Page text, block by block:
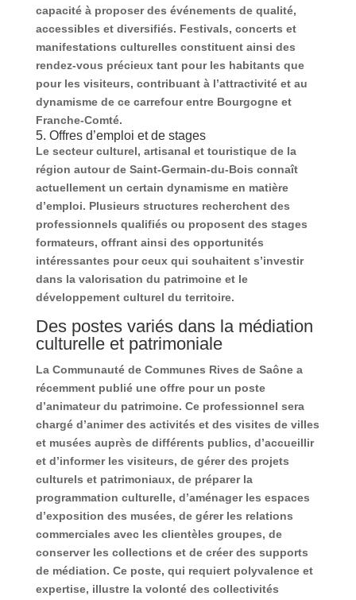
capacité à proposer des événements de qualité,
accessibles et diversifiés. Festivals, concerts et
manifestations culturelles constituent ainsi des
rendez-vous précieux tant pour les habitants que
pour les visiteurs, contribuant à l’attractivité et au
dynamisme de ce carrefour entre Bourgogne et
Franche-Comté.
5. Offres d’emploi et de stages
Le secteur culturel, artisanal et touristique de la
région autour de Saint-Germain-du-Bois connaît
actuellement un certain dynamisme en matière
d’emploi. Plusieurs structures recherchent des
professionnels qualifiés ou proposent des stages
formateurs, offrant ainsi des opportunités
intéressantes pour ceux qui souhaitent s’investir
dans la valorisation du patrimoine et le
développement culturel du territoire.
Des postes variés dans la médiation
culturelle et patrimoniale
La Communauté de Communes Rives de Saône a
récemment publié une offre pour un poste
d’animateur du patrimoine. Ce professionnel sera
chargé d’animer des activités et des visites de villes
et musées auprès de différents publics, d’accueillir
et d’informer les visiteurs, de gérer des projets
culturels et patrimoniaux, de préparer la
programmation culturelle, d’aménager les espaces
d’exposition des musées, de gérer les relations
commerciales avec les clientèles groupes, de
conserver les collections et de créer des supports
de médiation. Ce poste, qui requiert polyvalence et
expertise, illustre la volonté des collectivités